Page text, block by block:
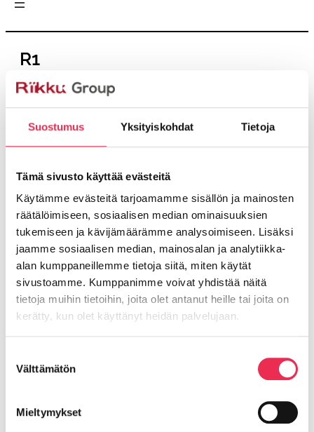
Suostumus Yksityiskohdat Tietoja
Tämä sivusto käyttää evästeitä
Käytämme evästeitä tarjoamamme sisällön ja mainosten
räätälöimiseen, sosiaalisen median ominaisuuksien
tukemiseen ja kävijämäärämme analysoimiseen. Lisäksi
jaamme sosiaalisen median, mainosalan ja analytiikka-
alan kumppaneillemme tietoja siitä, miten käytät
sivustoamme. Kumppanimme voivat yhdistää näitä
tietoja muihin tietoihin, joita olet antanut heille tai joita on
kerätty, kun olet käyttänyt heidän palvelujaan.
valinta
Välttämätön
Mieltymykset
R1
Valmistelevat työvaiheet
Kiskojen ja säätöprofiilin asennus
Kittausten ja pellitysten teko
Lasien asennus ja säädöt
Viimeistely
Siivous
Itselleluovutuksen tarkistuslista
Ongelmatilanteet
Lasipellontie 8,